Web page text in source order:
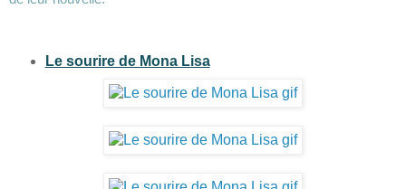
Le sourire de Mona Lisa